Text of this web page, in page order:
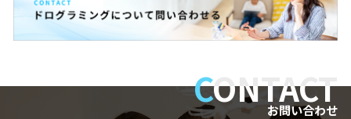
CONTACT
お問い合わせ